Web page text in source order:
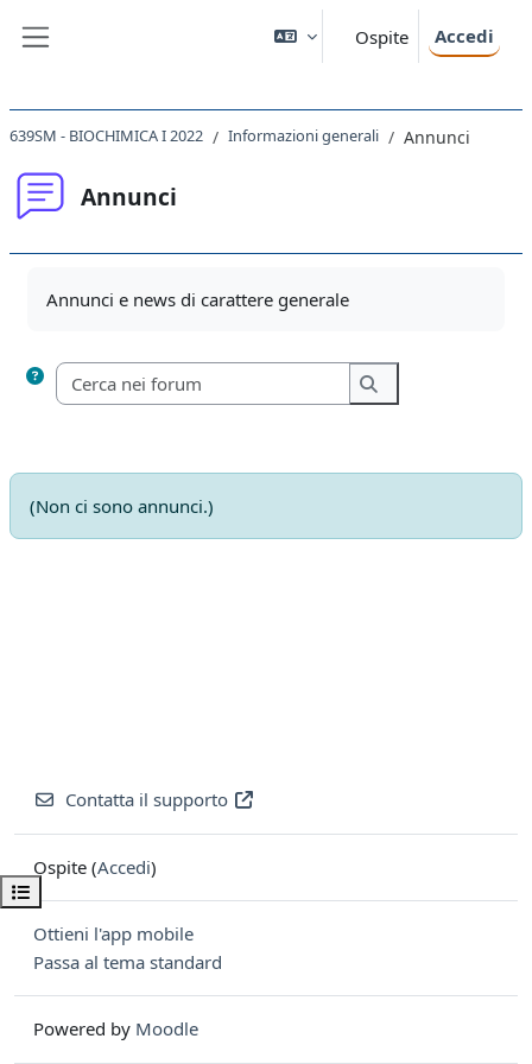
Ospite Accedi
Apri indice del corso
639SM - BIOCHIMICA I 2022 Informazioni generali Annunci
Annunci
Annunci e news di carattere generale
Cerca nei forum
Cerca nei forum
(Non ci sono annunci.)
Contatta il supporto
Ospite (Accedi)
Ottieni l'app mobile
Passa al tema standard
Powered by Moodle